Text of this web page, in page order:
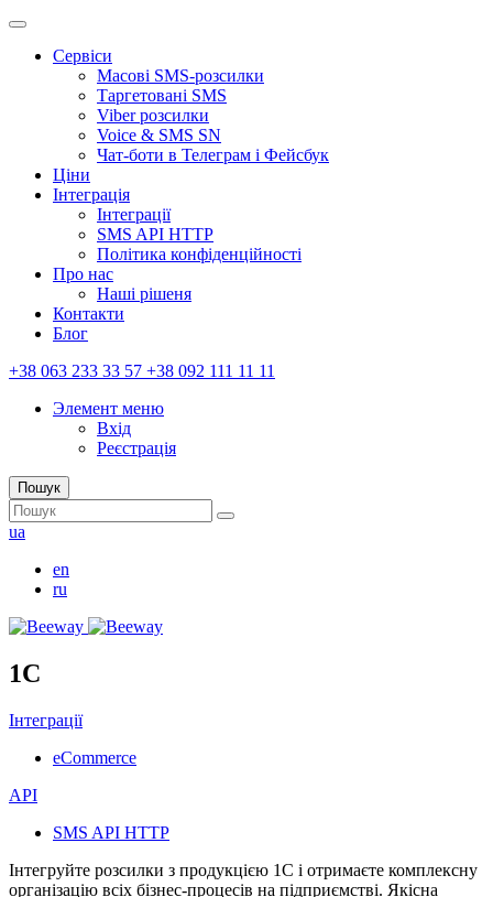
Сервіси
Масові SMS-розсилки
Таргетовані SMS
Viber розсилки
Voice & SMS SN
Чат-боти в Телеграм і Фейсбук
Ціни
Інтеграція
Інтеграції
SMS API HTTP
Політика конфіденційності
Про нас
Наші рішеня
Контакти
Блог
+38 063 233 33 57 +38 092 111 11 11
Элемент меню
Вхід
Реєстрація
Пошук
ua
en
ru
1C
Інтеграції
eCommerce
API
SMS API HTTP
Інтегруйте розсилки з продукцією 1С і отримаєте комплексну
організацію всіх бізнес-процесів на підприємстві. Якісна